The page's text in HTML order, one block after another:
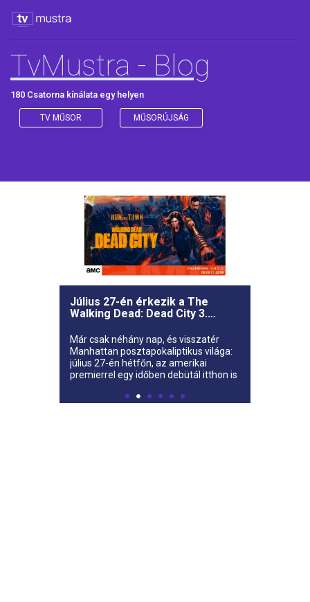
TvMustra - Blog
180 Csatorna kínálata egy helyen
TV MŰSOR MŰSORÚJSÁG
Július 27-én érkezik a The
Walking Dead: Dead City 3.
Már csak néhány nap, és visszatér
Manhattan posztapokaliptikus világa:
július 27-én hétfőn, az amerikai
premierrel egy időben debütál itthon is
City harmadik évada.